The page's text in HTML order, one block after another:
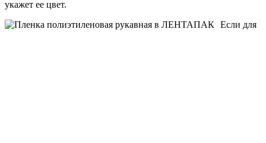
укажет ее цвет.
Если для